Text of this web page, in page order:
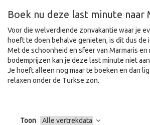
Boek nu deze last minute naar
Voor die welverdiende zonvakantie waar je
hoeft te doen behalve genieten, is dit dus de
Met de schoonheid en sfeer van Marmaris en
bodemprijzen kan je deze last minute niet
Je hoeft alleen nog maar te boeken en dan
relaxen onder de Turkse zon.
Toon